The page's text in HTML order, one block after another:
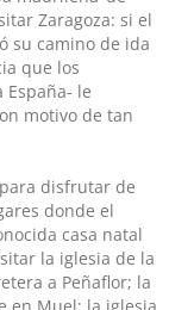
Zaragoza: si el
su camino de ida
que los
España- le
motivo de tan
disfrutar de
donde el
casa natal
la iglesia de la
a Peñaflor; la